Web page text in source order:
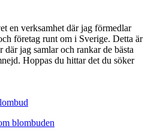
en verksamhet där jag förmedlar
runt om i Sverige. Detta är
där jag samlar och rankar de bästa
du söker
blombuden